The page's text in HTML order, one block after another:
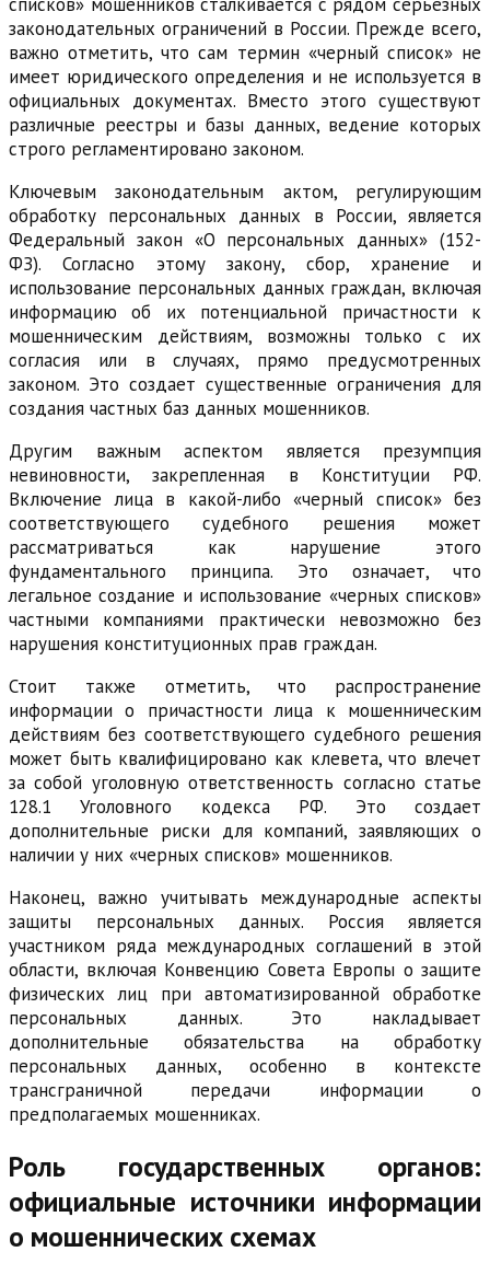
законодательных ограничений в России. Прежде всего,
важно отметить, что сам термин «черный список» не
имеет юридического определения и не используется в
официальных документах. Вместо этого существуют
различные реестры и базы данных, ведение которых
строго регламентировано законом.
Ключевым законодательным актом, регулирующим
обработку персональных данных в России, является
Федеральный закон «О персональных данных» (152-
ФЗ). Согласно этому закону, сбор, хранение и
использование персональных данных граждан, включая
информацию об их потенциальной причастности к
мошенническим действиям, возможны только с их
согласия или в случаях, прямо предусмотренных
законом. Это создает существенные ограничения для
создания частных баз данных мошенников.
Другим важным аспектом является презумпция
невиновности, закрепленная в Конституции РФ.
Включение лица в какой-либо «черный список» без
соответствующего судебного решения может
рассматриваться как нарушение этого
фундаментального принципа. Это означает, что
легальное создание и использование «черных списков»
частными компаниями практически невозможно без
нарушения конституционных прав граждан.
Стоит также отметить, что распространение
информации о причастности лица к мошенническим
действиям без соответствующего судебного решения
может быть квалифицировано как клевета, что влечет
за собой уголовную ответственность согласно статье
128.1 Уголовного кодекса РФ. Это создает
дополнительные риски для компаний, заявляющих о
наличии у них «черных списков» мошенников.
Наконец, важно учитывать международные аспекты
защиты персональных данных. Россия является
участником ряда международных соглашений в этой
области, включая Конвенцию Совета Европы о защите
физических лиц при автоматизированной обработке
персональных данных. Это накладывает
дополнительные обязательства на обработку
персональных данных, особенно в контексте
трансграничной передачи информации о
предполагаемых мошенниках.
Роль государственных органов:
официальные источники информации
о мошеннических схемах